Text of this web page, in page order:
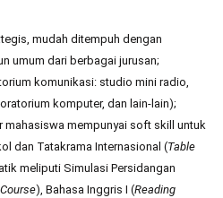
mudah ditempuh dengan
umum dari berbagai jurusan;
komunikasi: studio mini radio,
komputer, dan lain-lain);
mahasiswa mempunyai soft skill untuk
dan Tatakrama Internasional (Table
meliputi Simulasi Persidangan
), Bahasa Inggris I (Reading